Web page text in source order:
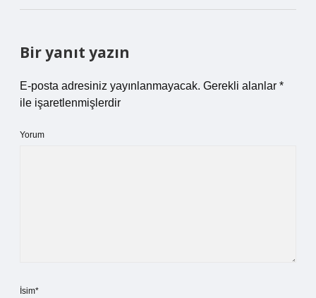
Bir yanıt yazın
E-posta adresiniz yayınlanmayacak. Gerekli alanlar *
ile işaretlenmişlerdir
Yorum
İsim*